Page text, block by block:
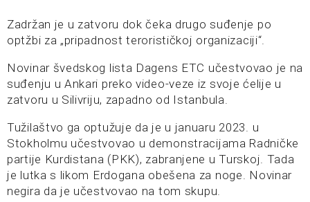
Zadržan je u zatvoru dok čeka drugo suđenje po
optžbi za „pripadnost terorističkoj organizaciji“.
Novinar švedskog lista Dagens ETC učestvovao je na
suđenju u Ankari preko video-veze iz svoje ćelije u
zatvoru u Silivriju, zapadno od Istanbula.
Tužilaštvo ga optužuje da je u januaru 2023. u
Stokholmu učestvovao u demonstracijama Radničke
partije Kurdistana (PKK), zabranjene u Turskoj. Tada
je lutka s likom Erdogana obešena za noge. Novinar
negira da je učestvovao na tom skupu.